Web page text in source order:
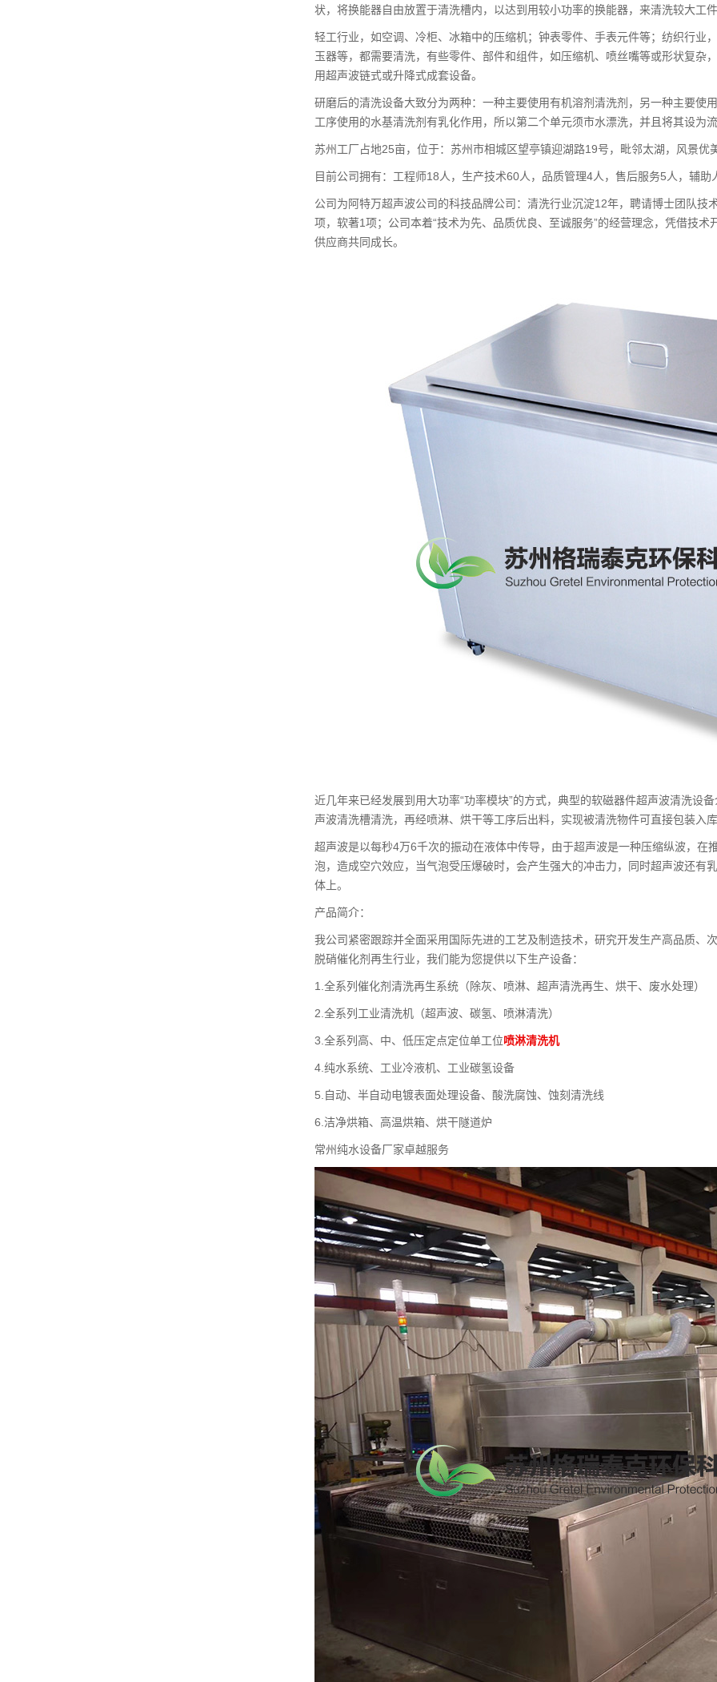
状，将换能器自由放置于清洗槽内，以达到用较小功率的换能器，来清洗较大工
轻工行业，如空调、冷柜、冰箱中的压缩机；钟表零件、手表元件等；纺织行业
玉器等，都需要清洗，有些零件、部件和组件，如压缩机、喷丝嘴等或形状复杂
用超声波链式或升降式成套设备。
研磨后的清洗设备大致分为两种：一种主要使用有机溶剂清洗剂，另一种主要使
工序使用的水基清洗剂有乳化作用，所以第二个单元须市水漂洗，并且将其设为
苏州工厂占地25亩，位于：苏州市相城区望亭镇迎湖路19号，毗邻太湖，风景优
目前公司拥有：工程师18人，生产技术60人，品质管理4人，售后服务5人，辅助
公司为阿特万超声波公司的科技品牌公司：清洗行业沉淀12年，聘请博士团队
项，软著1项；公司本着“技术为先、品质优良、至诚服务”的经营理念，凭借技
供应商共同成长。
近几年来已经发展到用大功率“功率模块”的方式，典型的软磁器件超声波清洗设
声波清洗槽清洗，再经喷淋、烘干等工序后出料，实现被清洗物件可直接包装入
超声波是以每秒4万6千次的振动在液体中传导，由于超声波是一种压缩纵波，
泡，造成空穴效应，当气泡受压爆破时，会产生强大的冲击力，同时超声波还有
体上。
产品简介：
我公司紧密跟踪并全面采用国际先进的工艺及制造技术，研究开发生产高品质、
脱硝催化剂再生行业，我们能为您提供以下生产设备：
1.全系列催化剂清洗再生系统（除灰、喷淋、超声清洗再生、烘干、废水处理）
2.全系列工业清洗机（超声波、碳氢、喷淋清洗）
3.全系列高、中、低压定点定位单工位喷淋清洗机
4.纯水系统、工业冷液机、工业碳氢设备
5.自动、半自动电镀表面处理设备、酸洗腐蚀、蚀刻清洗线
6.洁净烘箱、高温烘箱、烘干隧道炉
常州纯水设备厂家卓越服务